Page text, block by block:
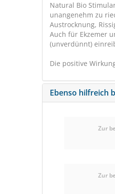
Natural Bio
unangenehm zu
Austrocknung,
Auch für Ekzemer
(unverdünnt)
Die positive
Ebenso hilfreich
Zur
Zur